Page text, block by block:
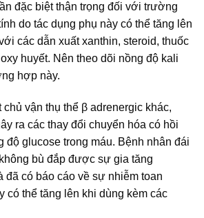
đặc biệt thận trọng đối với trường
do tác dụng phụ này có thể tăng lên
các dẫn xuất xanthin, steroid, thuốc
huyết. Nên theo dõi nồng độ kali
hợp này.
vận thụ thể β adrenergic khác,
ra các thay đổi chuyển hóa có hồi
độ glucose trong máu. Bệnh nhân đái
bù đắp được sự gia tăng
đã có báo cáo về sự nhiễm toan
có thể tăng lên khi dùng kèm các